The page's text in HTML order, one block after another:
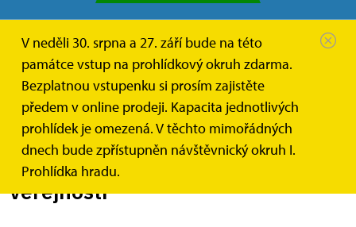
V neděli 30. srpna a 27. září bude na této
památce vstup na prohlídkový okruh zdarma.
Bezplatnou vstupenku si prosím zajistěte
předem v online prodeji. Kapacita jednotlivých
prohlídek je omezená. V těchto mimořádných
dnech bude zpřístupněn návštěvnický okruh I.
Prohlídka hradu.
Házmburk
Zprávy
Vybrané památky ve Středočeském,...
Vybrané památky ve
Středočeském, Ústeckém
a Karlovarském kraji se otevírají
veřejnosti